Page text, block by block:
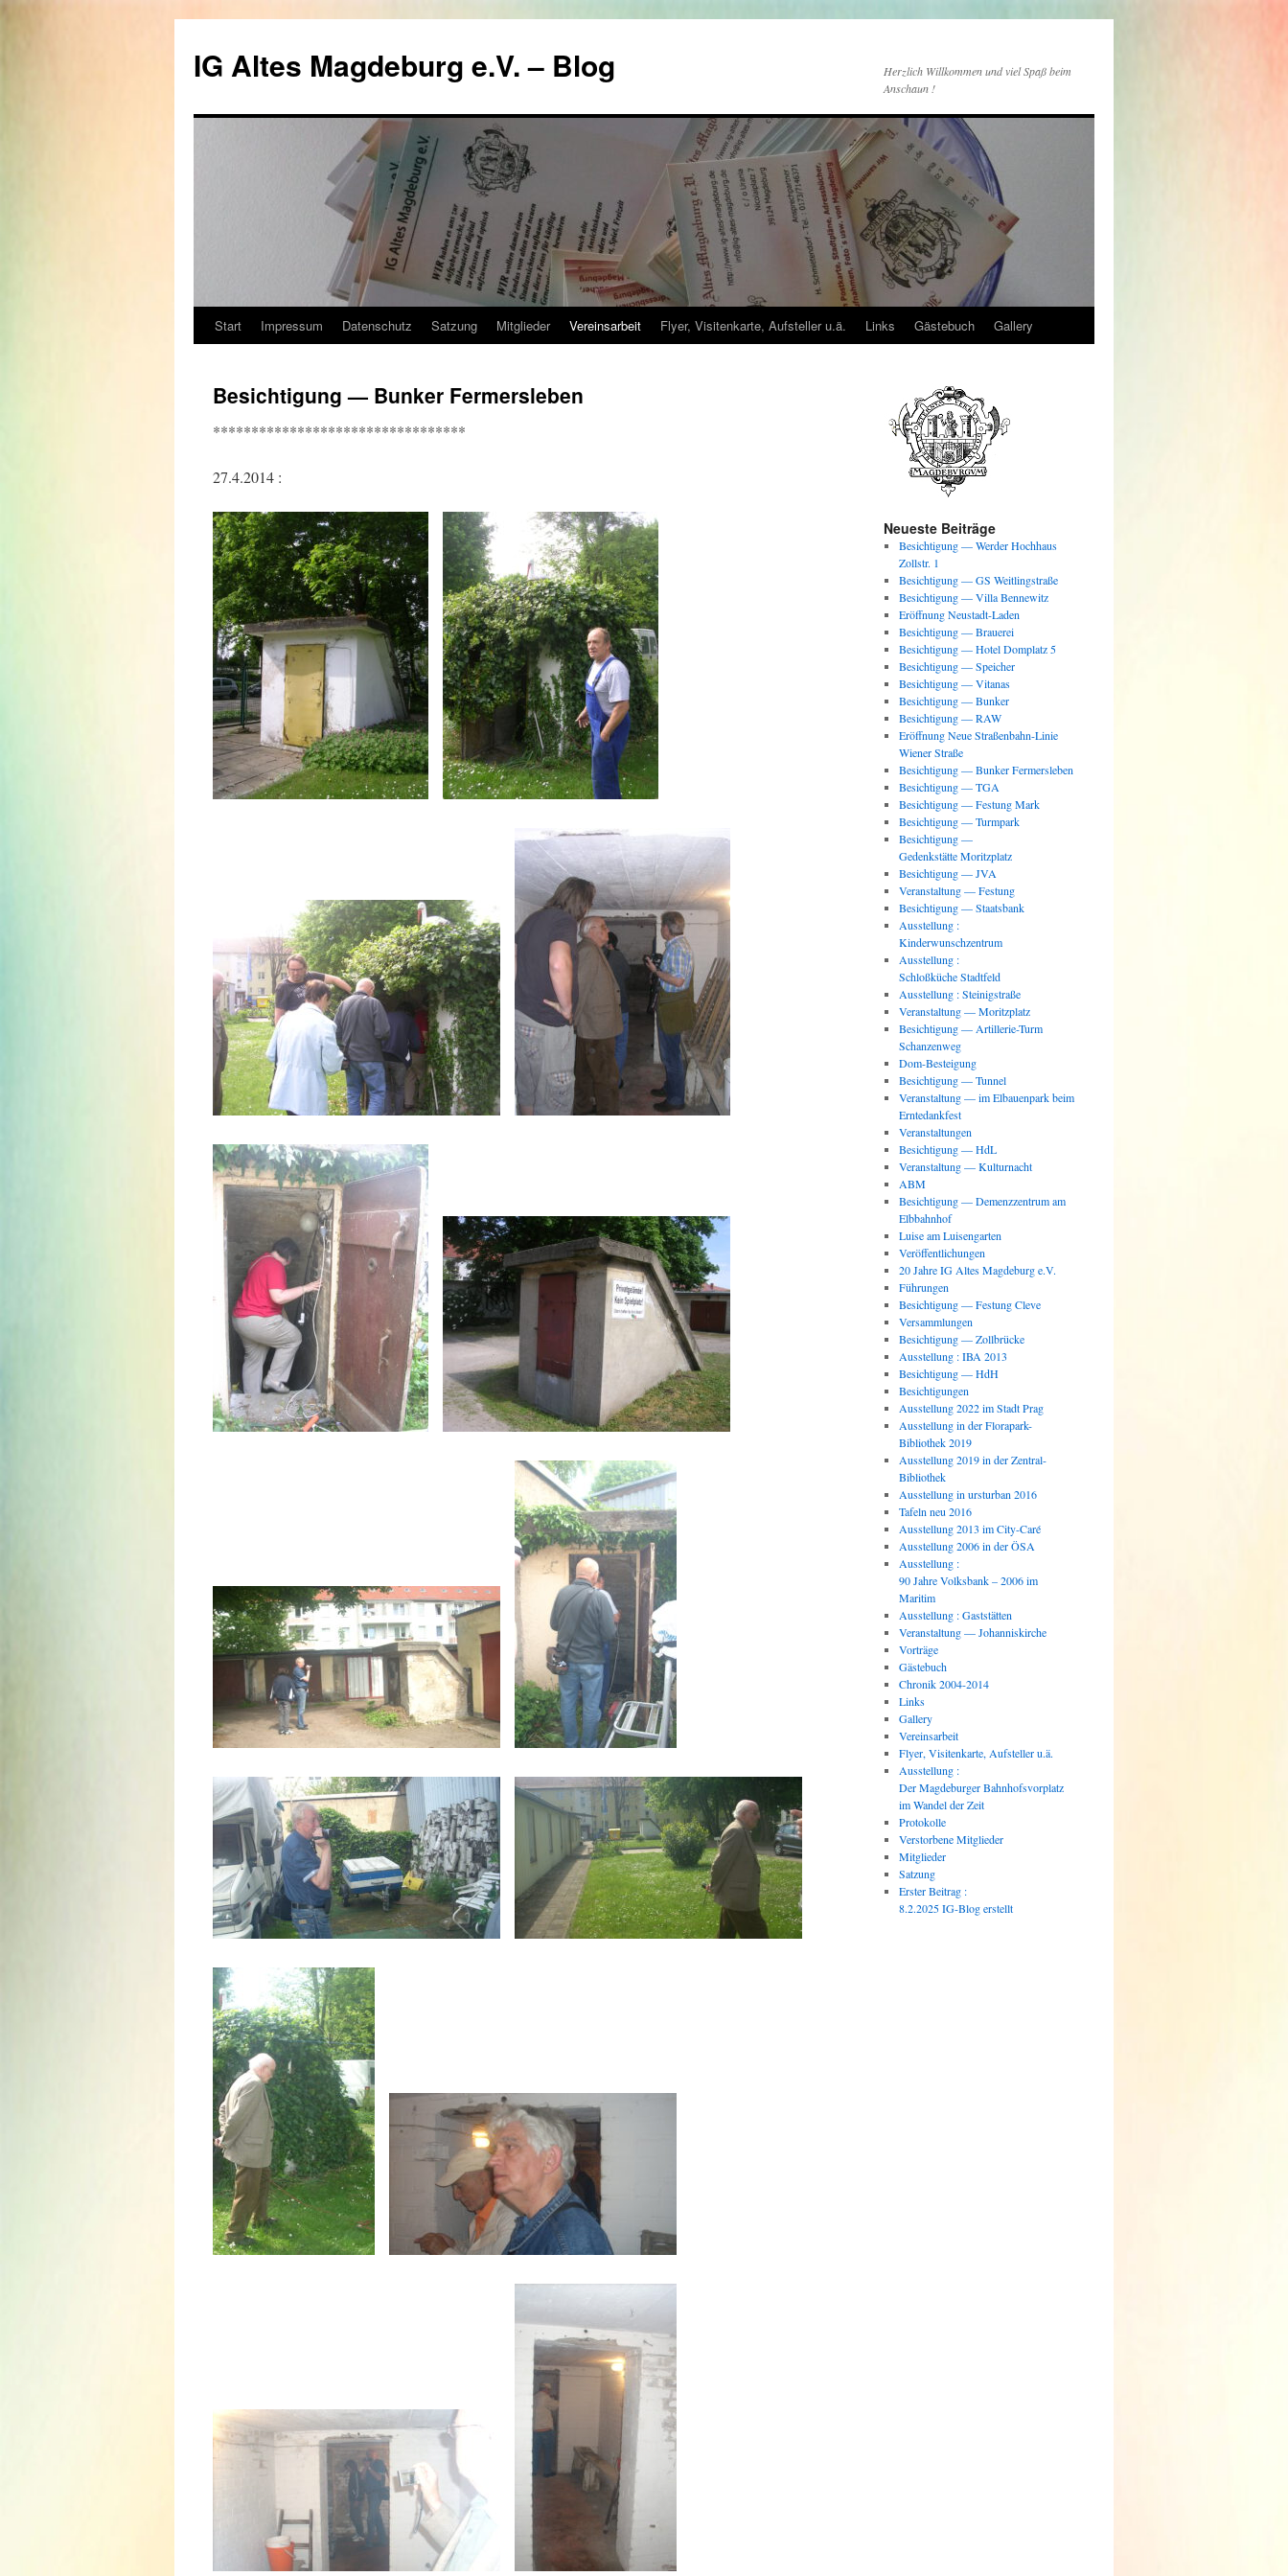
springen
IG Altes Magdeburg e.V. – Blog
Herzlich Willkommen und viel Spaß beim
Anschaun !
Start Impressum Datenschutz Satzung Mitglieder Vereinsarbeit Flyer, Visitenkarte, Aufsteller u.ä. Links Gästebuch Gallery
Besichtigung — Bunker Fermersleben
*********************************
27.4.2014 :
Neueste Beiträge
Besichtigung — Werder Hochhaus
Zollstr. 1
Besichtigung — GS Weitlingstraße
Besichtigung — Villa Bennewitz
Eröffnung Neustadt-Laden
Besichtigung — Brauerei
Besichtigung — Hotel Domplatz 5
Besichtigung — Speicher
Besichtigung — Vitanas
Besichtigung — Bunker
Besichtigung — RAW
Eröffnung Neue Straßenbahn-Linie
Wiener Straße
Besichtigung — Bunker Fermersleben
Besichtigung — TGA
Besichtigung — Festung Mark
Besichtigung — Turmpark
Besichtigung —
Gedenkstätte Moritzplatz
Besichtigung — JVA
Veranstaltung — Festung
Besichtigung — Staatsbank
Ausstellung :
Kinderwunschzentrum
Ausstellung :
Schloßküche Stadtfeld
Ausstellung : Steinigstraße
Veranstaltung — Moritzplatz
Besichtigung — Artillerie-Turm
Schanzenweg
Dom-Besteigung
Besichtigung — Tunnel
Veranstaltung — im Elbauenpark beim
Erntedankfest
Veranstaltungen
Besichtigung — HdL
Veranstaltung — Kulturnacht
ABM
Besichtigung — Demenzzentrum am
Elbbahnhof
Luise am Luisengarten
Veröffentlichungen
20 Jahre IG Altes Magdeburg e.V.
Führungen
Besichtigung — Festung Cleve
Versammlungen
Besichtigung — Zollbrücke
Ausstellung : IBA 2013
Besichtigung — HdH
Besichtigungen
Ausstellung 2022 im Stadt Prag
Ausstellung in der Florapark-
Bibliothek 2019
Ausstellung 2019 in der Zentral-
Bibliothek
Ausstellung in ursturban 2016
Tafeln neu 2016
Ausstellung 2013 im City-Caré
Ausstellung 2006 in der ÖSA
Ausstellung :
90 Jahre Volksbank – 2006 im
Maritim
Ausstellung : Gaststätten
Veranstaltung — Johanniskirche
Vorträge
Gästebuch
Chronik 2004-2014
Links
Gallery
Vereinsarbeit
Flyer, Visitenkarte, Aufsteller u.ä.
Ausstellung :
Der Magdeburger Bahnhofsvorplatz
im Wandel der Zeit
Protokolle
Verstorbene Mitglieder
Mitglieder
Satzung
Erster Beitrag :
8.2.2025 IG-Blog erstellt